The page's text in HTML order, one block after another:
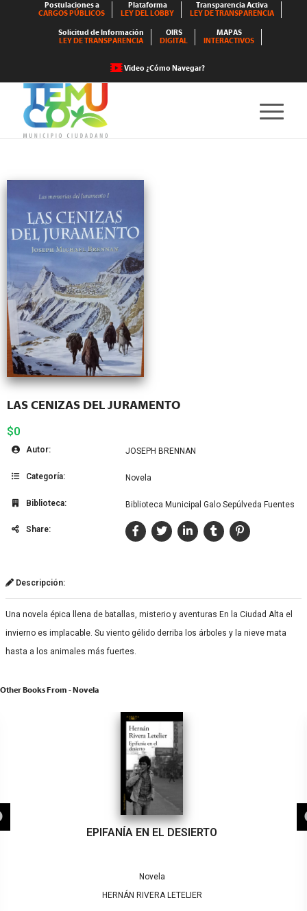
Postulaciones a
CARGOS PÚBLICOS
Plataforma
LEY DEL LOBBY
Transparencia Activa
LEY DE TRANSPARENCIA
Solicitud de Información
LEY DE TRANSPARENCIA
OIRS
DIGITAL
MAPAS
INTERACTIVOS
Video ¿Cómo Navegar?
LAS CENIZAS DEL JURAMENTO
$0
Autor: JOSEPH BRENNAN
Categoría: Novela
Biblioteca: Biblioteca Municipal Galo Sepúlveda Fuentes
Share:
Descripción:
Una novela épica llena de batallas, misterio y aventuras En la Ciudad Alta el
invierno es implacable. Su viento gélido derriba los árboles y la nieve mata
hasta a los animales más fuertes.
Other Books From - Novela
EPIFANÍA EN EL DESIERTO
Novela
HERNÁN RIVERA LETELIER